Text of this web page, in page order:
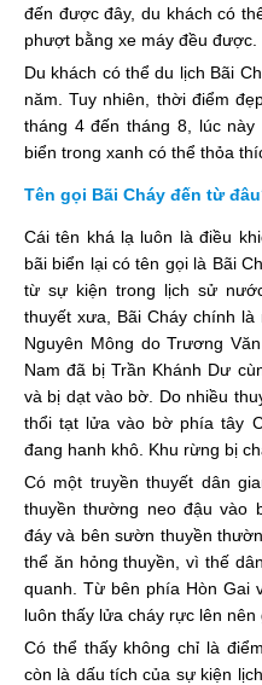
đến được đây, du khách có
phượt bằng xe máy đều được.
Du khách có thể du lịch Bãi
năm. Tuy nhiên, thời điểm
tháng 4 đến tháng 8, lúc
biển trong xanh có thể thỏa
Tên gọi Bãi Cháy đến từ
Cái tên khá lạ luôn là điều
bãi biển lại có tên gọi là Bãi
từ sự kiện trong lịch sử
thuyết xưa, Bãi Cháy chính
Nguyên Mông do Trương
Nam đã bị Trần Khánh Dư
và bị dạt vào bờ. Do nhiều
thổi tạt lửa vào bờ phía tây
đang hanh khô. Khu rừng bị
Có một truyền thuyết dân
thuyền thường neo đậu vào
đáy và bên sườn thuyền
thể ăn hỏng thuyền, vì thế
quanh. Từ bên phía Hòn Gai
luôn thấy lửa cháy rực lên nên
Có thể thấy không chỉ là
còn là dấu tích của sự kiện